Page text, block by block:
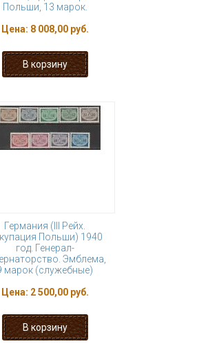
Польши, 13 марок.
Цена: 8 008,00 руб.
Германия (III Рейх.
Польши) 1940
год. Генерал-
Эмблема,
марок (служебные)
Цена: 2 500,00 руб.